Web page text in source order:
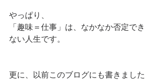
やっぱり、
「趣味＝仕事」は、なかなか否定でき
ない人生です。
更に、以前このブログにも書きました